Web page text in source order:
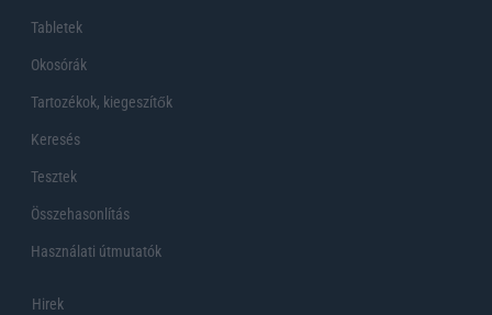
Tabletek
Okosórák
Tartozékok, kiegeszítők
Keresés
Tesztek
Összehasonlítás
Használati útmutatók
Hirek